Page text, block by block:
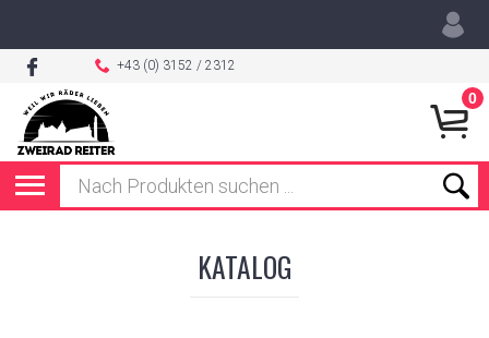
+43 (0) 3152 / 2312
0
KATALOG